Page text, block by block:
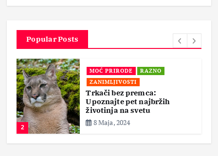
Popular Posts
2
MOĆ PRIRODE
RAZNO
ZANIMLJIVOSTI
Trkači bez premca:
Upoznajte pet najbržih
životinja na svetu
8 Maja, 2024